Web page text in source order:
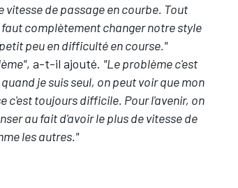
de passage en courbe. Tout
complètement changer notre style
peu en difficulté en course."
, a-t-il ajouté. "Le problème c'est
je suis seul, on peut voir que mon
c'est toujours difficile. Pour l'avenir, on
au fait d'avoir le plus de vitesse de
les autres."